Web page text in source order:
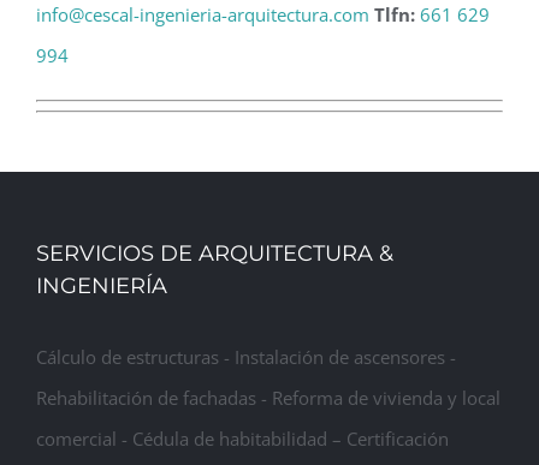
info@cescal-ingenieria-arquitectura.com Tlfn: 661 629
994
SERVICIOS DE ARQUITECTURA &
INGENIERÍA
Cálculo de estructuras - Instalación de ascensores -
Rehabilitación de fachadas - Reforma de vivienda y local
comercial - Cédula de habitabilidad – Certificación